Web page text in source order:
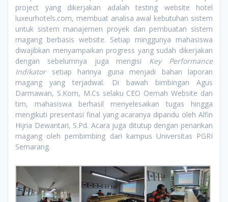
project yang dikerjakan adalah testing website hotel
luxeurhotels.com, membuat analisa awal kebutuhan sistem
untuk sistem manajemen proyek dan pembuatan sistem
magang berbasis website. Setiap minggunya mahasiswa
diwajibkan menyampaikan progress yang sudah dikerjakan
dengan sebelumnya juga mengisi Key Performance
Indikatorsetiap harinya guna menjadi bahan laporan
magang yang terjadwal. Di bawah bimbingan Agus
Darmawan, S.Kom, M.Cs selaku CEO Oemah Website dan
tim, mahasiswa berhasil menyelesaikan tugas hingga
mengikuti presentasi final yang acaranya dipandu oleh Alfin
Hijria Dewantari, S.Pd. Acara juga ditutup dengan penarikan
magang oleh pembimbing dari kampus Universitas PGRI
Semarang.